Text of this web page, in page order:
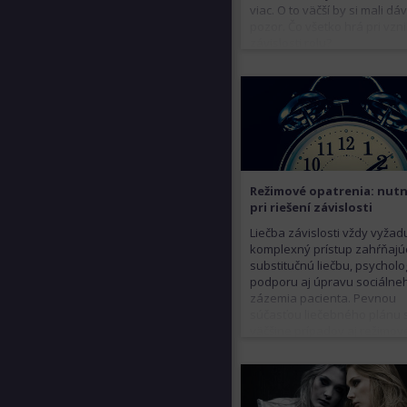
viac. O to väčší by si mali
Režimové opatrenia:
pri riešení závislosti
Liečba závislosti vždy
komplexný prístup
substitučnú liečbu,
podporu aj úpravu
zázemia pacienta. Pevnou